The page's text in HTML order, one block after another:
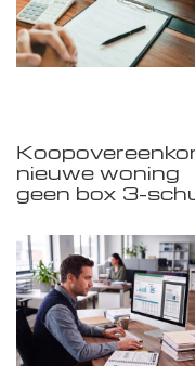
nieuwe woning
geen box 3-